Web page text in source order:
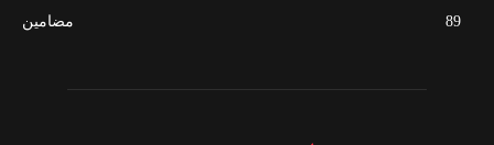
مضامین
89